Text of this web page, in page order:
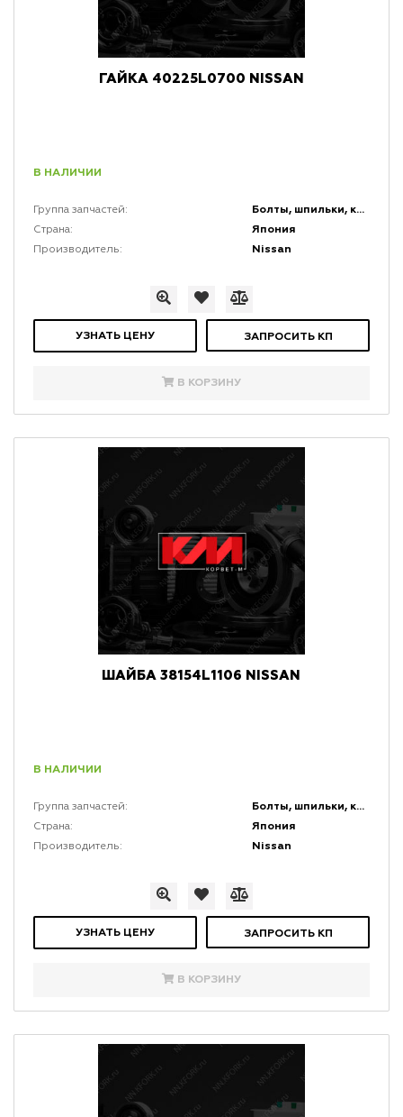
ГАЙКА 40225L0700 NISSAN
В НАЛИЧИИ
Группа запчастей: Болты, шпильки, крепеж, коннекторы и кронштейны
Страна: Япония
Производитель: Nissan
УЗНАТЬ ЦЕНУ ЗАПРОСИТЬ КП
В КОРЗИНУ
ШАЙБА 38154L1106 NISSAN
В НАЛИЧИИ
Группа запчастей: Болты, шпильки, крепеж, коннекторы и кронштейны
Страна: Япония
Производитель: Nissan
УЗНАТЬ ЦЕНУ ЗАПРОСИТЬ КП
В КОРЗИНУ